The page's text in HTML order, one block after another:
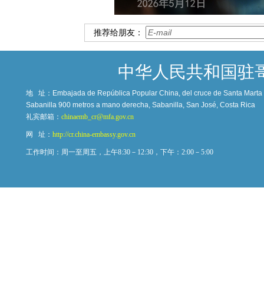
推荐给朋友：
中华人民共和国驻
地 址： Embajada de República Popular China, del cruce de Santa
Sabanilla 900 metros a mano derecha, Sabanilla, San José, Costa Rica
礼宾邮箱： chinaemb_cr@mfa.gov.cn
网 址： http://cr.china-embassy.gov.cn
工作时间：周一至周五，上午8:30－12:30，下午：2:00－5:00